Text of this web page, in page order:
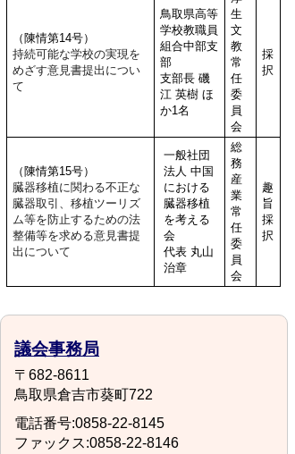
（陳情第14号）
持続可能な学校の実現を
めざす意見書提出につい
て
鳥取県高等
学校教職員
組合中部支
部
支部長 磯
江 英樹 ほ
か1名
生
文
教
常
任
委
員
会
採
択
（陳情第15号）
臓器移植に関わる不正な
臓器取引、移植ツーリズ
ム等を防止するための法
整備等を求める意見書提
出について
一般社団
法人 中国
における
臓器移植
を考える
会
代表 丸山
治章
総
務
産
業
常
任
委
員
会
趣
旨
採
択
議会事務局
〒682-8611
鳥取県倉吉市葵町722
電話番号:0858-22-8145
ファックス:0858-22-8146